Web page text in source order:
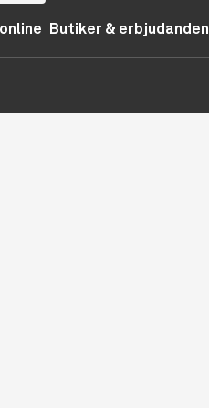
Butiker & erbjudanden